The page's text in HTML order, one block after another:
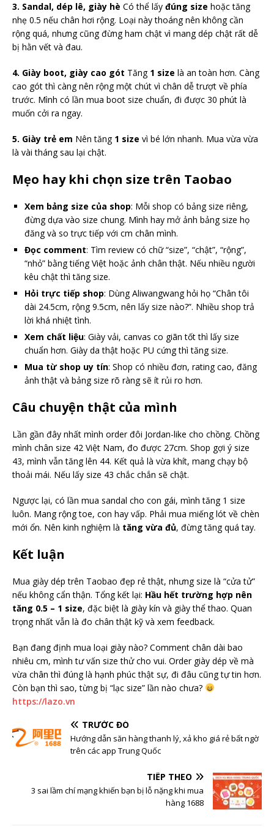
3. Sandal, dép lê, giày hè Có thể lấy đúng size hoặc tăng
nhẹ 0.5 nếu chân hơi rộng. Loại này thoáng nên không cần
rộng quá, nhưng cũng đừng ham chật vì mang dép chật rất dễ
bị hằn vết và đau.
4. Giày boot, giày cao gót Tăng 1 size là an toàn hơn. Càng
cao gót thì càng nên rộng một chút vì chân dễ trượt về phía
trước. Mình có lần mua boot size chuẩn, đi được 30 phút là
muốn cởi ra ngay.
5. Giày trẻ em Nên tăng 1 size vì bé lớn nhanh. Mua vừa vừa
là vài tháng sau lại chật.
Mẹo hay khi chọn size trên Taobao
Xem bảng size của shop: Mỗi shop có bảng size riêng,
đừng dựa vào size chung. Mình hay mở ảnh bảng size họ
đăng và so trực tiếp với cm chân mình.
Đọc comment: Tìm review có chữ “size”, “chật”, “rộng”,
“nhỏ” bằng tiếng Việt hoặc ảnh chân thật. Nếu nhiều người
kêu chật thì tăng size.
Hỏi trực tiếp shop: Dùng Aliwangwang hỏi họ “Chân tôi
dài 24.5cm, rộng 9.5cm, nên lấy size nào?”. Nhiều shop trả
lời khá nhiệt tình.
Xem chất liệu: Giày vải, canvas co giãn tốt thì lấy size
chuẩn hơn. Giày da thật hoặc PU cứng thì tăng size.
Mua từ shop uy tín: Shop có nhiều đơn, rating cao, đăng
ảnh thật và bảng size rõ ràng sẽ ít rủi ro hơn.
Câu chuyện thật của mình
Lần gần đây nhất mình order đôi Jordan-like cho chồng. Chồng
mình chân size 42 Việt Nam, đo được 27cm. Shop gợi ý size
43, mình vẫn tăng lên 44. Kết quả là vừa khít, mang chạy bộ
thoải mái. Nếu lấy size 43 chắc chắn sẽ chật.
Ngược lại, có lần mua sandal cho con gái, mình tăng 1 size
luôn. Mang rộng toe, con hay vấp. Phải mua miếng lót về chèn
mới ổn. Nên kinh nghiệm là tăng vừa đủ, đừng tăng quá tay.
Kết luận
Mua giày dép trên Taobao đẹp rẻ thật, nhưng size là “cửa tử”
nếu không cẩn thận. Tổng kết lại: Hầu hết trường hợp nên
tăng 0.5 – 1 size, đặc biệt là giày kín và giày thể thao. Quan
trọng nhất vẫn là đo chân thật kỹ và xem feedback.
Bạn đang định mua loại giày nào? Comment chân dài bao
nhiêu cm, mình tư vấn size thử cho vui. Order giày dép về mà
vừa chân thì đúng là hạnh phúc thật sự, đi đâu cũng tự tin hơn.
Còn bạn thì sao, từng bị “lạc size” lần nào chưa?
https://lazo.vn
TRƯỚC ĐÓ
Hướng dẫn săn hàng thanh lý, xả kho giá rẻ bất ngờ
trên các app Trung Quốc
TIẾP THEO
3 sai lầm chí mạng khiến bạn bị lỗ nặng khi mua
hàng 1688